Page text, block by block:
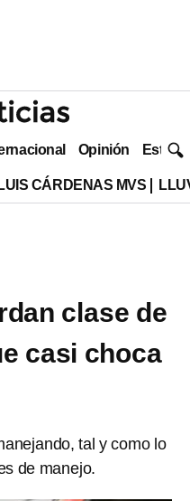
Opinión Estilo
LUIS CÁRDENAS MVS
clase de
casi choca
tal y como lo
de manejo.